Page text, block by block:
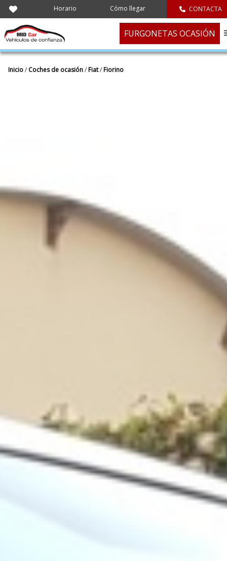
Horario Cómo llegar CONTACTA
FURGONETAS OCASIÓN
Inicio/ Coches de ocasión/Fiat/Fiorino